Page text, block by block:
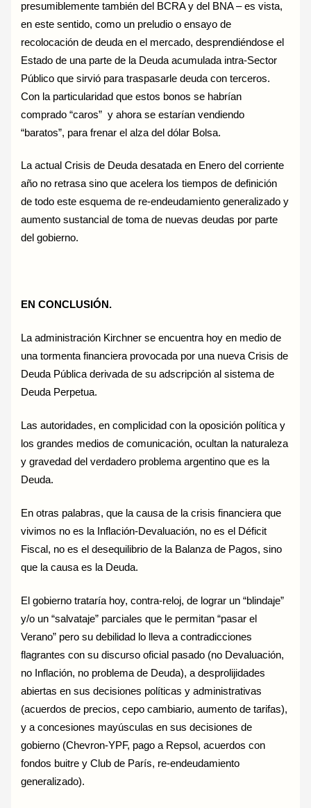
presumiblemente también del BCRA y del BNA – es vista,
en este sentido, como un preludio o ensayo de
recolocación de deuda en el mercado, desprendiéndose el
Estado de una parte de la Deuda acumulada intra-Sector
Público que sirvió para traspasarle deuda con terceros.
Con la particularidad que estos bonos se habrían
comprado “caros” y ahora se estarían vendiendo
“baratos”, para frenar el alza del dólar Bolsa.
La actual Crisis de Deuda desatada en Enero del corriente
año no retrasa sino que acelera los tiempos de definición
de todo este esquema de re-endeudamiento generalizado y
aumento sustancial de toma de nuevas deudas por parte
del gobierno.
EN CONCLUSIÓN.
La administración Kirchner se encuentra hoy en medio de
una tormenta financiera provocada por una nueva Crisis de
Deuda Pública derivada de su adscripción al sistema de
Deuda Perpetua.
Las autoridades, en complicidad con la oposición política y
los grandes medios de comunicación, ocultan la naturaleza
y gravedad del verdadero problema argentino que es la
Deuda.
En otras palabras, que la causa de la crisis financiera que
vivimos no es la Inflación-Devaluación, no es el Déficit
Fiscal, no es el desequilibrio de la Balanza de Pagos, sino
que la causa es la Deuda.
El gobierno trataría hoy, contra-reloj, de lograr un “blindaje”
y/o un “salvataje” parciales que le permitan “pasar el
Verano” pero su debilidad lo lleva a contradicciones
flagrantes con su discurso oficial pasado (no Devaluación,
no Inflación, no problema de Deuda), a desprolijidades
abiertas en sus decisiones políticas y administrativas
(acuerdos de precios, cepo cambiario, aumento de tarifas),
y a concesiones mayúsculas en sus decisiones de
gobierno (Chevron-YPF, pago a Repsol, acuerdos con
fondos buitre y Club de París, re-endeudamiento
generalizado).